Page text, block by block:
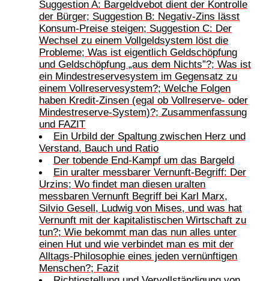
Suggestion A: Bargeldvebot dient der Kontrolle
der Bürger; Suggestion B: Negativ-Zins lässt
Konsum-Preise steigen; Suggestion C: Der
Wechsel zu einem Vollgeldsystem löst die
Probleme; Was ist eigentlich Geldschöpfung
und Geldschöpfung „aus dem Nichts”?; Was ist
ein Mindestreservesystem im Gegensatz zu
einem Vollreservesystem?; Welche Folgen
haben Kredit-Zinsen (egal ob Vollreserve- oder
Mindestreserve-System)?; Zusammenfassung
und FAZIT
Ein Urbild der Spaltung zwischen Herz und
Verstand, Bauch und Ratio
Der tobende End-Kampf um das Bargeld
Ein uralter messbarer Vernunft-Begriff: Der
Urzins; Wo findet man diesen uralten
messbaren Vernunft Begriff bei Karl Marx,
Silvio Gesell, Ludwig von Mises, und was hat
Vernunft mit der kapitalistischen Wirtschaft zu
tun?; Wie bekommt man das nun alles unter
einen Hut und wie verbindet man es mit der
Alltags-Philosophie eines jeden vernünftigen
Menschen?; Fazit